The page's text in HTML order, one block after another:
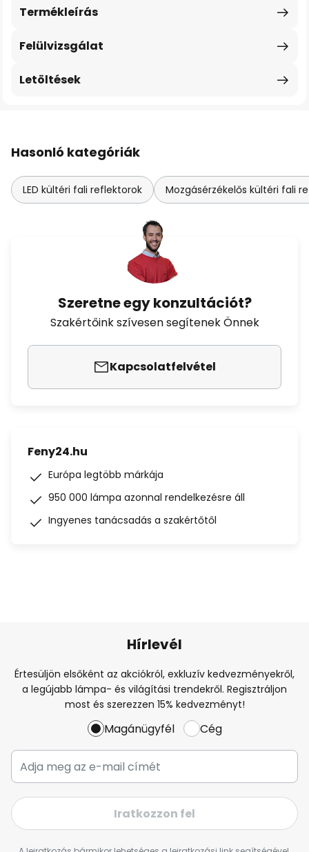
Termékleírás
Felülvizsgálat
Letöltések
Hasonló kategóriák
LED kültéri fali reflektorok Mozgásérzékelős kültéri fali
Szeretne egy konzultációt?
Szakértőink szívesen segítenek Önnek
Kapcsolatfelvétel
Feny24.hu
Európa legtöbb márkája
950 000 lámpa azonnal rendelkezésre áll
Ingyenes tanácsadás a szakértőtől
Hírlevél
Értesüljön elsőként az akciókról, exkluzív kedvezményekről,
a legújabb lámpa- és világítási trendekről. Regisztráljon
most és szerezzen 15% kedvezményt!
Magánügyfél Cég
Iratkozzon fel